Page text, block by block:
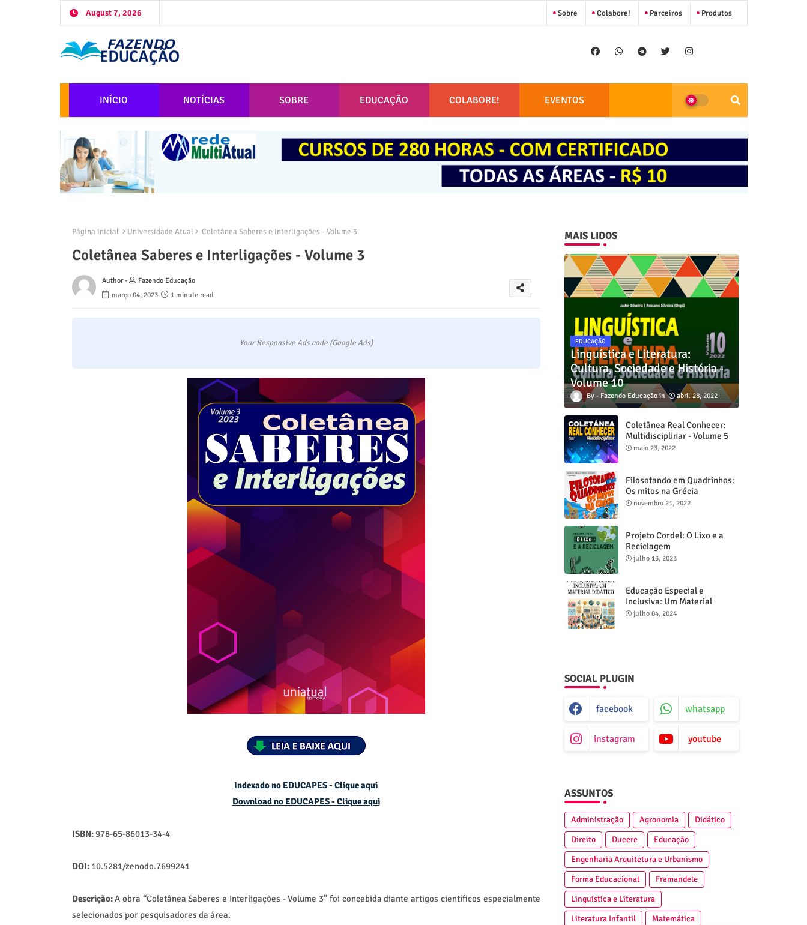
August 7, 2026 Sobre Colabore! Parceiros Produtos
INÍCIO NOTÍCIAS SOBRE EDUCAÇÃO COLABORE! EVENTOS
Página inicial Universidade Atual Coletânea Saberes e Interligações - Volume 3
Coletânea Saberes e Interligações - Volume 3
Author -
Fazendo Educação
março 04, 2023
1 minute read
Your Responsive Ads code (Google Ads)
Indexado no EDUCAPES - Clique aqui
Download no EDUCAPES - Clique aqui
ISBN:978-65-86013-34-4
DOI:10.5281/zenodo.7699241
Descrição:A obra “Coletânea Saberes e Interligações - Volume 3” foi concebida diante artigos científicos especialmente
selecionados por pesquisadores da área.
MAIS LIDOS
EDUCAÇÃO
Linguística e Literatura:
Cultura, Sociedade e História -
Volume 10
Fazendo Educação abril 28, 2022
Coletânea Real Conhecer:
Multidisciplinar - Volume 5
maio 23, 2022
Filosofando em Quadrinhos:
Os mitos na Grécia
novembro 21, 2022
Projeto Cordel: O Lixo e a
Reciclagem
julho 13, 2023
Educação Especial e
Inclusiva: Um Material
Didático
julho 04, 2024
SOCIAL PLUGIN
facebook whatsapp
instagram youtube
ASSUNTOS
Administração Agronomia
Didático
Direito
Ducere
Educação
Engenharia Arquitetura e Urbanismo
Forma Educacional
Framandele
Linguística e Literatura
Literatura Infantil
Matemática